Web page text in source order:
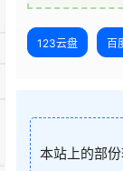
123云盘 百
本站上的部